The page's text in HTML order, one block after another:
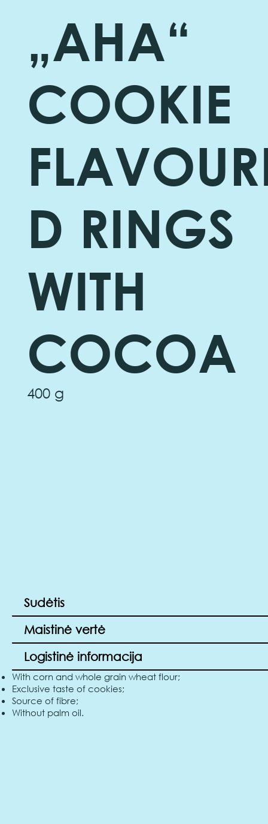
„AHA“
COOKIE
D RINGS
WITH
COCOA
Sudėtis
Maistinė vertė
Logistinė informacija
400 g
With corn and whole grain wheat flour;
Exclusive taste of cookies;
Source of fibre;
Without palm oil.